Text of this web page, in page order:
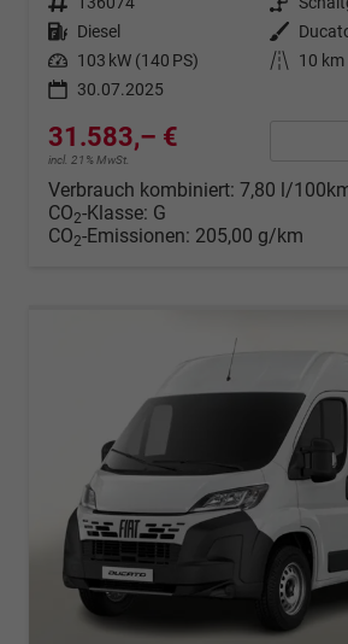
Kraftstoff Diesel Außenfarbe
Leistung 103 kW (140 PS) Kilometerstand
10 km
30.07.2025
31.583,– €
incl. 21% MwSt.
Verbrauch kombiniert: 7,80 l/
CO2-Klasse: G
CO2-Emissionen: 205,00 g/km